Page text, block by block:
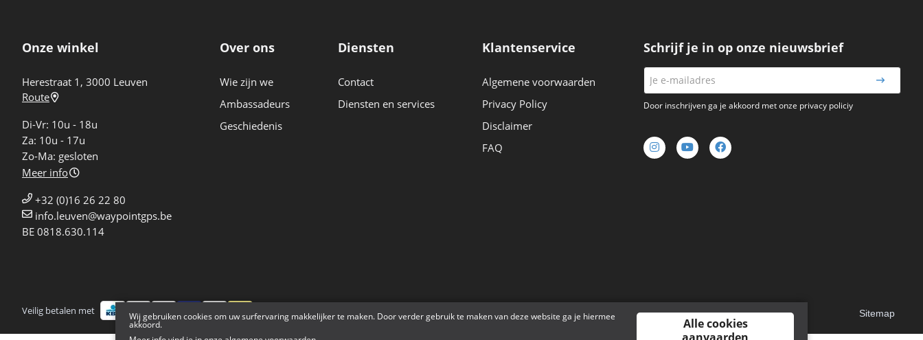
Onze winkel
Herestraat 1, 3000 Leuven
Route
Di-Vr: 10u - 18u
Za: 10u - 17u
Zo-Ma: gesloten
Meer info
+32 (0)16 26 22 80
info.leuven@waypointgps.be
BE 0818.630.114
Over ons
Wie zijn we
Ambassadeurs
Geschiedenis
Diensten
Contact
Diensten en services
Klantenservice
Algemene voorwaarden
Privacy Policy
Disclaimer
FAQ
Schrijf je in op onze nieuwsbrief
Door inschrijven ga je akkoord met onze privacy policiy
Veilig betalen met Bezorgd door Sitemap
Wij gebruiken cookies om uw surfervaring makkelijker te maken. Door verder gebruik te maken van deze website ga je hiermee
akkoord.
Alle cookies